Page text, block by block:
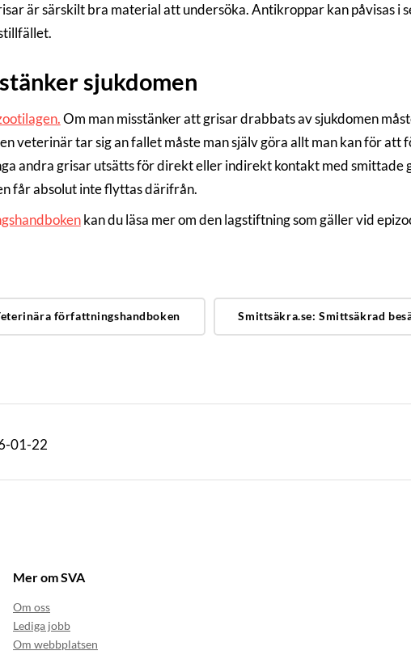
är särskilt bra material att undersöka. Antikroppar kan påvisas i
sjukdomen
Om man misstänker att grisar drabbats av sjukdomen
veterinär tar sig an fallet måste man själv göra allt man kan för att
andra grisar utsätts för direkt eller indirekt kontakt med smittade
får absolut inte flyttas därifrån.
kan du läsa mer om den lagstiftning som gäller vid
författningshandboken Smittsäkra.se: Smittsäkrad
01-22
Mer om SVA
Om oss
Lediga jobb
Om webbplatsen